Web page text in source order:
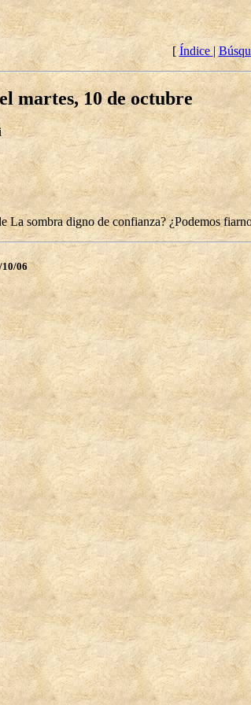
[Índice|
martes, 10 de octubre
La sombra digno de confianza? ¿Podemos
06